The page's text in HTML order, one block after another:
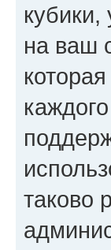
на ваш
таково